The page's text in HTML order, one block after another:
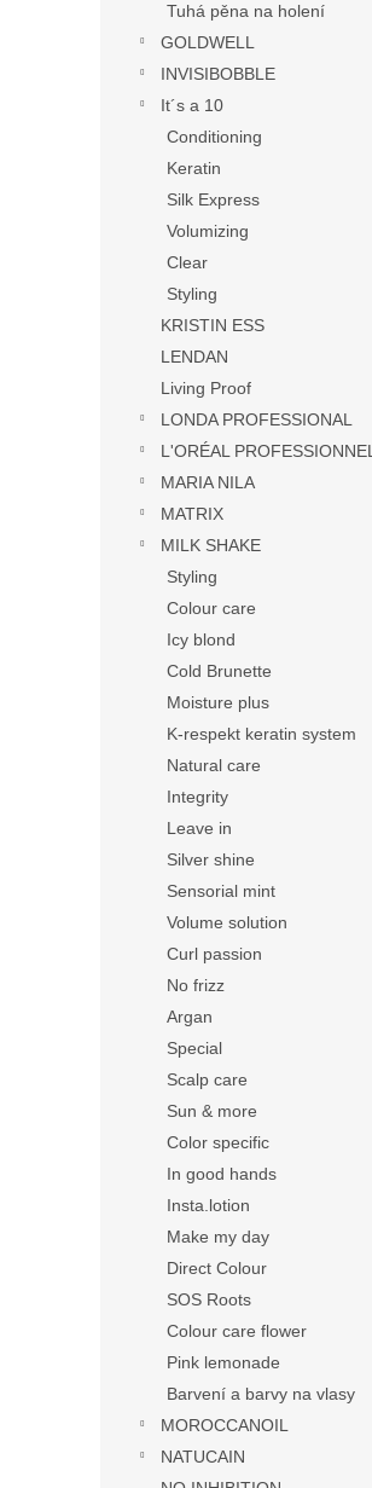
Tuhá pěna na holení
GOLDWELL
INVISIBOBBLE
It´s a 10
Conditioning
Keratin
Silk Express
Volumizing
Clear
Styling
KRISTIN ESS
LENDAN
Living Proof
LONDA PROFESSIONAL
L'ORÉAL PROFESSIONNEL
MARIA NILA
MATRIX
MILK SHAKE
Styling
Colour care
Icy blond
Cold Brunette
Moisture plus
K-respekt keratin system
Natural care
Integrity
Leave in
Silver shine
Sensorial mint
Volume solution
Curl passion
No frizz
Argan
Special
Scalp care
Sun & more
Color specific
In good hands
Insta.lotion
Make my day
Direct Colour
SOS Roots
Colour care flower
Pink lemonade
Barvení a barvy na vlasy
MOROCCANOIL
NATUCAIN